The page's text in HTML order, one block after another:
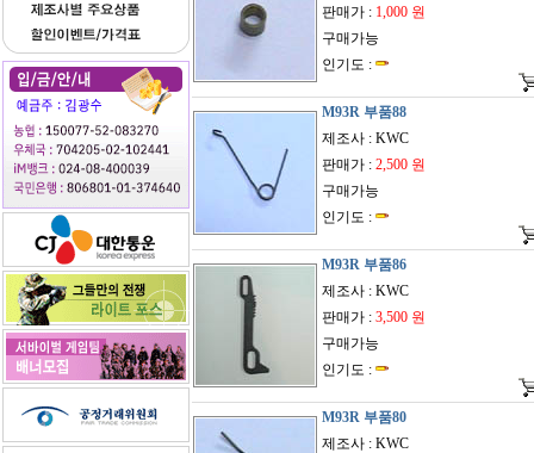
판매가 : 1,000 원
구매가능
인기도 :
M93R 부품88
제조사 : KWC
판매가 : 2,500 원
구매가능
인기도 :
M93R 부품86
제조사 : KWC
판매가 : 3,500 원
구매가능
인기도 :
M93R 부품80
제조사 : KWC